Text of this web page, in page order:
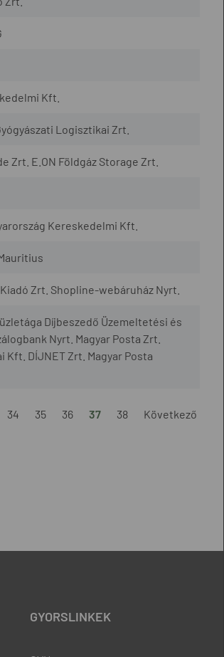
Kft.
Logisztikai Zrt.
Zrt. E.ON Földgáz Storage Zrt.
Kereskedelmi Kft.
Zrt. Shopline-webáruház Nyrt.
Díjbeszedő Üzemeltetési és
Nyrt. Magyar Posta Zrt.
DÍJNET Zrt. Magyar Posta
34 35 36 37 38 Következő
GYORSLINKEK